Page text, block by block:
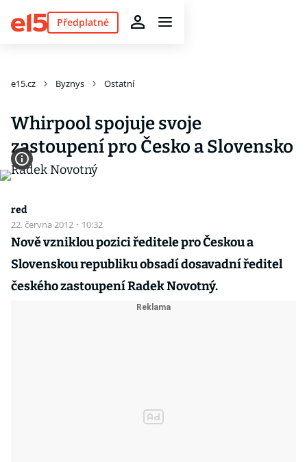
Předplatné
e15.cz Byznys Ostatní
Whirpool spojuje svoje
zastoupení pro Česko a Slovensko
red
22. června 2012 · 10:32
Nově vzniklou pozici ředitele pro Českou a
Slovenskou republiku obsadí dosavadní ředitel
českého zastoupení Radek Novotný.